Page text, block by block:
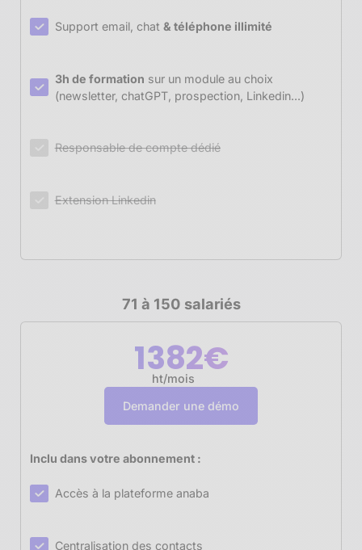
Support email, chat & téléphone illimité
3h de formation sur un module au choix
(newsletter, chatGPT, prospection, Linkedin...)
Responsable de compte dédié
Extension Linkedin
71 à 150 salariés
1382€
ht/mois
Demander une démo
Inclu dans votre abonnement :
Accès à la plateforme anaba
Centralisation des contacts